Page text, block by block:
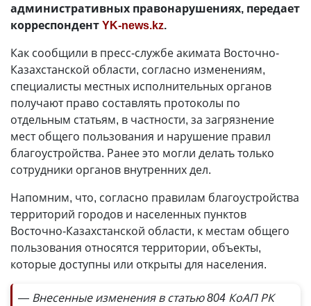
административных правонарушениях, передает
корреспондентYK-news.kz.
Как сообщили в пресс-службе акимата Восточно-
Казахстанской области, согласно изменениям,
специалисты местных исполнительных органов
получают право составлять протоколы по
отдельным статьям, в частности, за загрязнение
мест общего пользования и нарушение правил
благоустройства. Ранее это могли делать только
сотрудники органов внутренних дел.
Напомним, что, согласно правилам благоустройства
территорий городов и населенных пунктов
Восточно-Казахстанской области, к местам общего
пользования относятся территории, объекты,
которые доступны или открыты для населения.
— Внесенные изменения в статью 804 КоАП РК